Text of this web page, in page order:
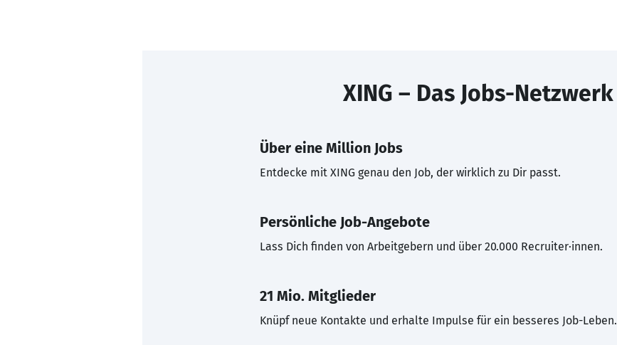
XING – Das Jobs-Netzwerk
Über eine Million Jobs
Entdecke mit XING genau den Job, der wirklich zu Dir passt.
Persönliche Job-Angebote
Lass Dich finden von Arbeitgebern und über 20.000 Recruiter·innen.
21 Mio. Mitglieder
Knüpf neue Kontakte und erhalte Impulse für ein besseres Job-Leben.